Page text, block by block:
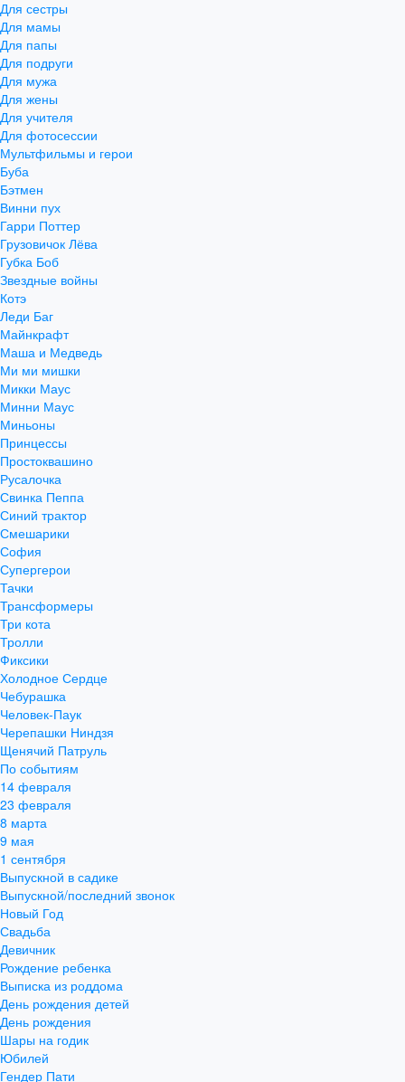
Для сестры
Для мамы
Для папы
Для подруги
Для мужа
Для жены
Для учителя
Для фотосессии
Мультфильмы и герои
Буба
Бэтмен
Винни пух
Гарри Поттер
Грузовичок Лёва
Губка Боб
Звездные войны
Котэ
Леди Баг
Майнкрафт
Маша и Медведь
Ми ми мишки
Микки Маус
Минни Маус
Миньоны
Принцессы
Простоквашино
Русалочка
Свинка Пеппа
Синий трактор
Смешарики
София
Супергерои
Тачки
Трансформеры
Три кота
Тролли
Фиксики
Холодное Сердце
Чебурашка
Человек-Паук
Черепашки Ниндзя
Щенячий Патруль
По событиям
14 февраля
23 февраля
8 марта
9 мая
1 сентября
Выпускной в садике
Выпускной/последний звонок
Новый Год
Свадьба
Девичник
Рождение ребенка
Выписка из роддома
День рождения детей
День рождения
Шары на годик
Юбилей
Гендер Пати